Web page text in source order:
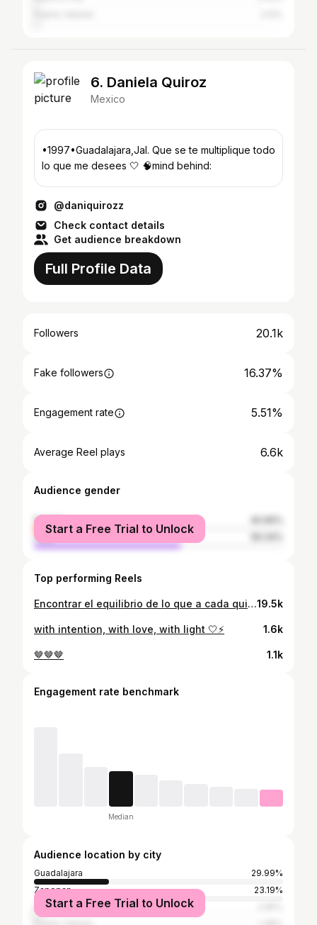
6. Daniela Quiroz
Mexico
•1997•Guadalajara,Jal. Que se te multiplique todo
lo que me desees 🤍 🧠mind behind:
@daniquirozz
Check contact details
Get audience breakdown
Full Profile Data
Followers 20.1k
Fake followers 16.37%
Engagement rate 5.51%
Average Reel plays 6.6k
Audience gender
female
male
Start a Free Trial to Unlock
Top performing Reels
Encontrar el equilibrio de lo que a cada quien le gusta hacer☝🏻🧘🏼‍♀️♥️ • • • • #balance #estilodevidafit #saludmentalyfisica19.5k
with intention, with love, with light 🤍⚡️ 1.6k
🤎🤎🤎 1.1k
Engagement rate benchmark
Median
Audience location by city
Guadalajara
29.99%
Zapopan
23.19%
Mexico City
Start a Free Trial to Unlock